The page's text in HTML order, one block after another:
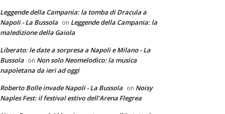
Leggende della Campania: la tomba di Dracula a
Napoli - La Bussola on Leggende della Campania: la
maledizione della Gaiola
Liberato: le date a sorpresa a Napoli e Milano - La
Bussola on Non solo Neomelodico: la musica
napoletana da ieri ad oggi
Roberto Bolle invade Napoli - La Bussola on Noisy
Naples Fest: il festival estivo dell’Arena Flegrea